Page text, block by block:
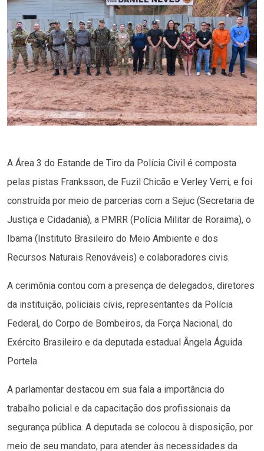
A Área 3 do Estande de Tiro da Polícia Civil é composta
pelas pistas Franksson, de Fuzil Chicão e Verley Verri, e foi
construída por meio de parcerias com a Sejuc (Secretaria de
Justiça e Cidadania), a PMRR (Polícia Militar de Roraima), o
Ibama (Instituto Brasileiro do Meio Ambiente e dos
Recursos Naturais Renováveis) e colaboradores civis.
A cerimônia contou com a presença de delegados, diretores
da instituição, policiais civis, representantes da Polícia
Federal, do Corpo de Bombeiros, da Força Nacional, do
Exército Brasileiro e da deputada estadual Ângela Águida
Portela.
A parlamentar destacou em sua fala a importância do
trabalho policial e da capacitação dos profissionais da
segurança pública. A deputada se colocou à disposição, por
meio de seu mandato, para atender às necessidades da